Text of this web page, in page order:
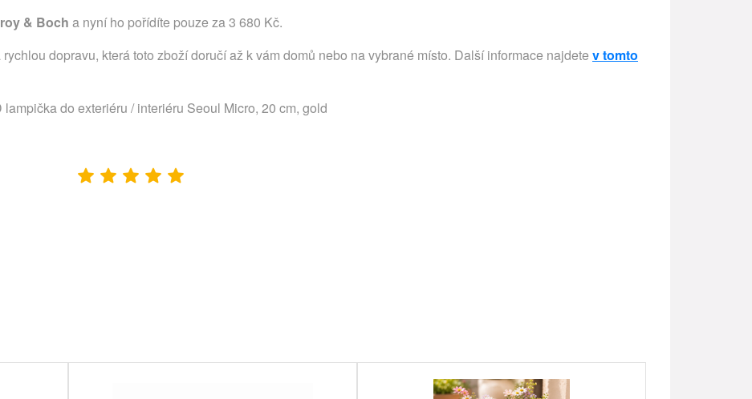
& Boch a nyní ho pořídíte pouze za 3 680 Kč.
dopravu, která toto zboží doručí až k vám domů nebo na vybrané místo. Další informace najdete v tomto
do exteriéru / interiéru Seoul Micro, 20 cm, gold